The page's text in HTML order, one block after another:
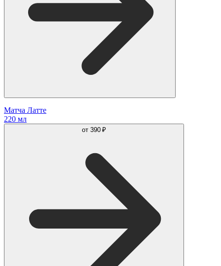
Матча Латте
220 мл
от 390 ₽